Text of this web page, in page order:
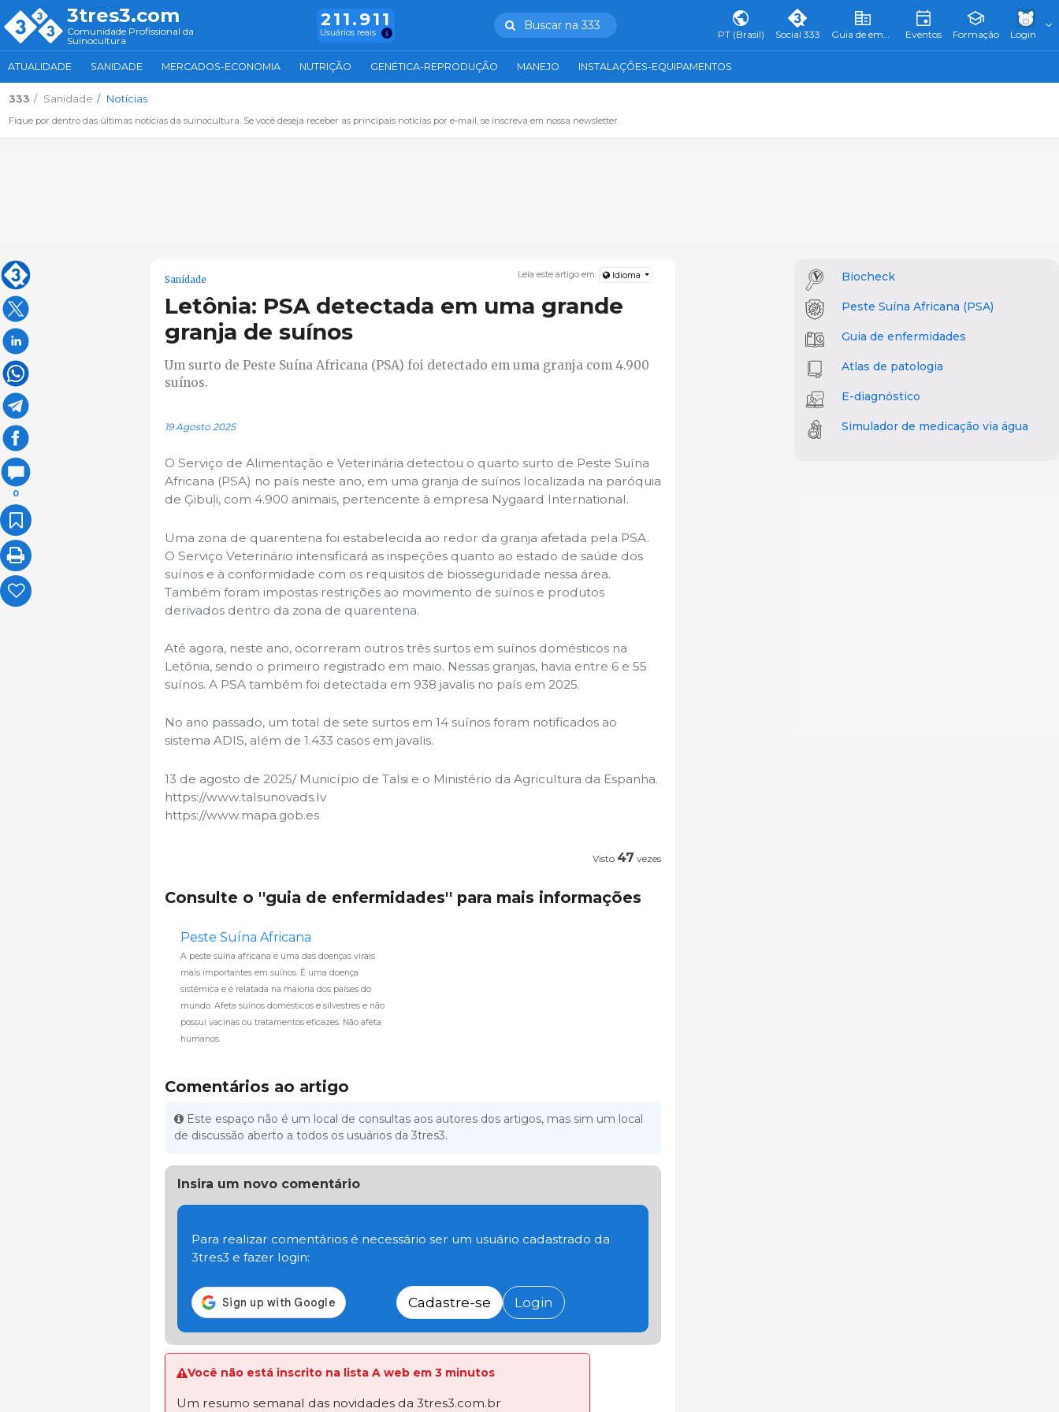
3tres3.com
Comunidade Profissional da
Suinocultura
211.911
Usuários reais
Buscar na 333
PT (Brasil) Social 333 Guia de empresas Eventos Formação Login
ATUALIDADE SANIDADE MERCADOS-ECONOMIA NUTRIÇÃO GENÉTICA-REPRODUÇÃO MANEJO INSTALAÇÕES-EQUIPAMENTOS
333 Sanidade Notícias
Fique por dentro das últimas notícias da suinocultura. Se você deseja receber as principais notícias por e-mail, se inscreva em nossa newsletter.
0
Leia este artigo em: Idioma
Sanidade
Letônia: PSA detectada em uma grande
granja de suínos
Um surto de Peste Suína Africana (PSA) foi detectado em uma granja com 4.900
suínos.
19 Agosto 2025
O Serviço de Alimentação e Veterinária detectou o quarto surto de Peste Suína
Africana (PSA) no país neste ano, em uma granja de suínos localizada na paróquia
de Ģibuļi, com 4.900 animais, pertencente à empresa Nygaard International.
Uma zona de quarentena foi estabelecida ao redor da granja afetada pela PSA.
O Serviço Veterinário intensificará as inspeções quanto ao estado de saúde dos
suínos e à conformidade com os requisitos de biosseguridade nessa área.
Também foram impostas restrições ao movimento de suínos e produtos
derivados dentro da zona de quarentena.
Até agora, neste ano, ocorreram outros três surtos em suínos domésticos na
Letônia, sendo o primeiro registrado em maio. Nessas granjas, havia entre 6 e 55
suínos. A PSA também foi detectada em 938 javalis no país em 2025.
No ano passado, um total de sete surtos em 14 suínos foram notificados ao
sistema ADIS, além de 1.433 casos em javalis.
13 de agosto de 2025/ Município de Talsi e o Ministério da Agricultura da Espanha.
https://www.talsunovads.lv
https://www.mapa.gob.es
Visto 47 vezes
Consulte o ''guia de enfermidades'' para mais informações
Peste Suína Africana
A peste suína africana é uma das doenças virais
mais importantes em suínos. É uma doença
sistêmica e é relatada na maioria dos países do
mundo. Afeta suínos domésticos e silvestres e não
possui vacinas ou tratamentos eficazes. Não afeta
humanos.
Comentários ao artigo
Este espaço não é um local de consultas aos autores dos artigos, mas sim um local
de discussão aberto a todos os usuários da 3tres3.
Insira um novo comentário
Para realizar comentários é necessário ser um usuário cadastrado da
3tres3 e fazer login:
Cadastre-se Login
Você não está inscrito na lista A web em 3 minutos
Um resumo semanal das novidades da 3tres3.com.br
Biocheck
Peste Suína Africana (PSA)
Guia de enfermidades
Atlas de patologia
E-diagnóstico
Simulador de medicação via água